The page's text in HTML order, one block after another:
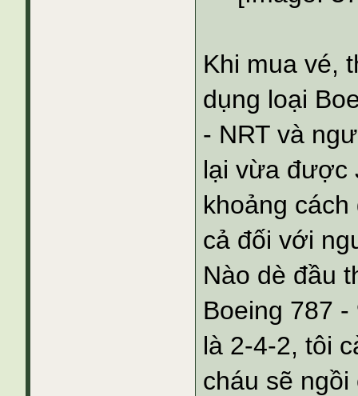
Khi mua vé,
dụng loại
- NRT và
lại vừa được
khoảng
cả đối với
Nào dè đầu
Boeing 787
là 2-4-2, tôi
cháu sẽ